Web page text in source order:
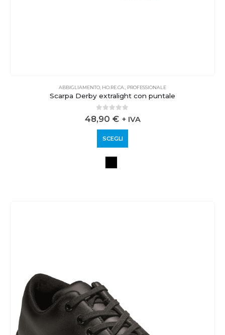
ABBIGLIAMENTO, HO.RE.CA., PROFESSIONALE
Scarpa Derby extralight con puntale
0out of 5
48,90 € + IVA
SCEGLI